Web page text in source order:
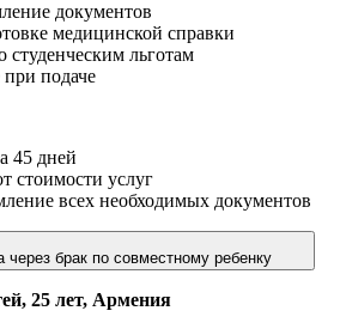
документов
медицинской справки
студенческим льготам
подаче
45 дней
стоимости услуг
всех необходимых документов
через брак по совместному ребенку
25 лет, Армения